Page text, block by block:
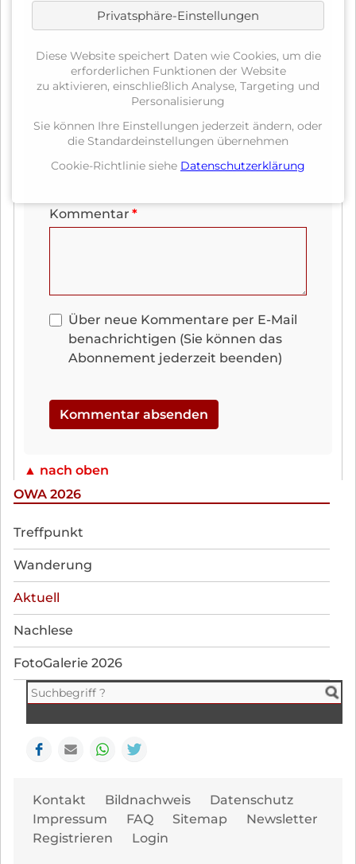
Webseite
Pflichtfeld
Sicherheitsfrage*
Pflichtfeld
Kommentar *
Über neue Kommentare per E-Mail
benachrichtigen (Sie können das
Abonnement jederzeit beenden)
Kommentar absenden
▲ nach oben
OWA 2026
Navigation
Treffpunkt
Wanderung
Aktuell
Nachlese
FotoGalerie 2026
Facebook
E-mail WhatsApp
Kontakt Bildnachweis
Datenschutz
Impressum
FAQ Sitemap
Newsletter
Registrieren
Login
Privatsphäre-Einstellungen
Diese Website speichert Daten wie Cookies, um die
erforderlichen Funktionen der Website
zu aktivieren, einschließlich Analyse, Targeting und
Personalisierung
Sie können Ihre Einstellungen jederzeit ändern, oder
die Standardeinstellungen übernehmen
Cookie-Richtlinie siehe Datenschutzerklärung